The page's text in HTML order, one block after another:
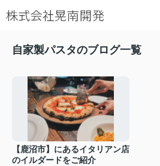
自家製パスタのブログ一覧
【鹿沼市】にあるイタリアン店
のイルダードをご紹介